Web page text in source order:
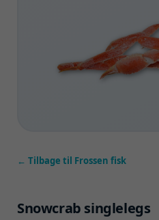
← Tilbage til Frossen fisk
Snowcrab singlelegs